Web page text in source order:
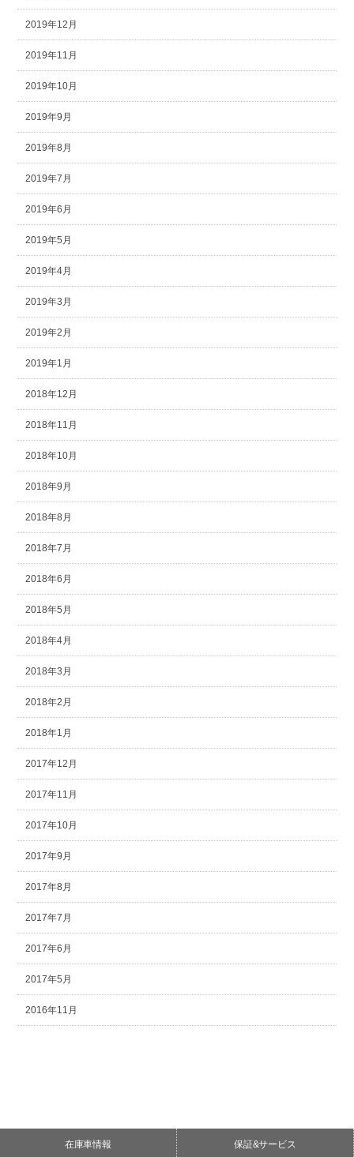
2019年12月
2019年11月
2019年10月
2019年9月
2019年8月
2019年7月
2019年6月
2019年5月
2019年4月
2019年3月
2019年2月
2019年1月
2018年12月
2018年11月
2018年10月
2018年9月
2018年8月
2018年7月
2018年6月
2018年5月
2018年4月
2018年3月
2018年2月
2018年1月
2017年12月
2017年11月
2017年10月
2017年9月
2017年8月
2017年7月
2017年6月
2017年5月
2016年11月
在庫車情報 保証&サービス